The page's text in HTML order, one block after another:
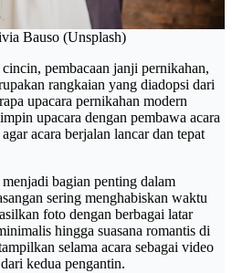
Bauso (Unsplash)
pembacaan janji pernikahan,
rangkaian yang diadopsi dari
upacara pernikahan modern
upacara dengan pembawa acara
acara berjalan lancar dan tepat
bagian penting dalam
sering menghabiskan waktu
foto dengan berbagai latar
hingga suasana romantis di
selama acara sebagai video
kedua pengantin.